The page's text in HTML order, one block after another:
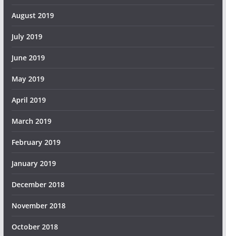
August 2019
July 2019
June 2019
May 2019
April 2019
March 2019
February 2019
January 2019
December 2018
November 2018
October 2018